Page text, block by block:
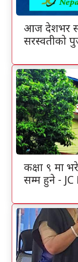
आज देशभर
सरस्वतीकाे
कक्षा ९ मा
सम्म हुने -